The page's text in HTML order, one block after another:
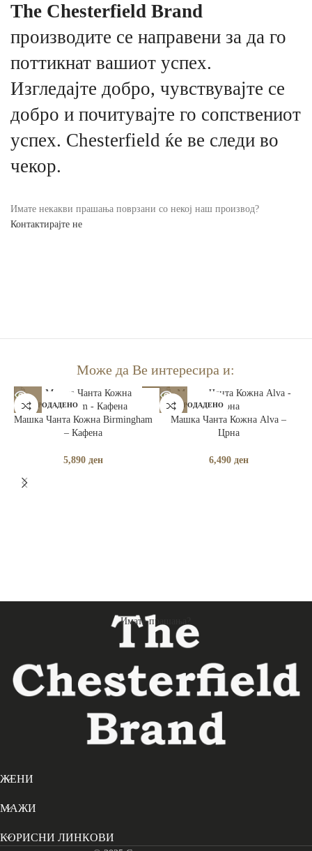
The Chesterfield Brand
производите се направени за да го
поттикнат вашиот успех.
Изгледајте добро, чувствувајте се
добро и почитувајте го сопствениот
успех. Chesterfield ќе ве следи во
чекор.
Имате некакви прашања поврзани со некој наш производ?
Контактирајте не
Може да Ве интересира и:
РАСПРОДАДЕНО
Машка Чанта Кожна Birmingham
– Кафена
5,890 ден
РАСПРОДАДЕНО
Машка Чанта Кожна Alva –
Црна
6,490 ден
Имате прашања?
ЖЕНИ
МАЖИ
КОРИСНИ ЛИНКОВИ